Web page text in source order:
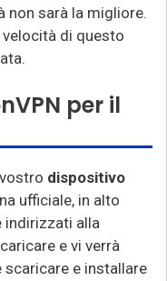
non sarà la migliore.
velocità di questo
per il
dispositivo
ufficiale, in alto
indirizzati alla
e vi verrà
e installare